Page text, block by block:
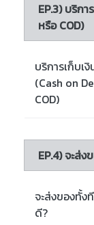
EP.3) บริก
หรือ COD)
บริการเก็บเ
(Cash on
COD)
EP.4) จะส่
จะส่งของทั้ง
ดี?